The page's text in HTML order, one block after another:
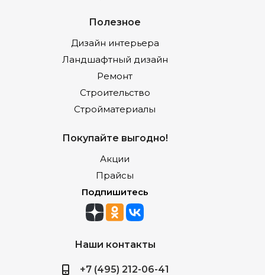
Полезное
Дизайн интерьера
Ландшафтный дизайн
Ремонт
Строительство
Стройматериалы
Покупайте выгодно!
Акции
Прайсы
Подпишитесь
Наши контакты
+7 (495) 212-06-41